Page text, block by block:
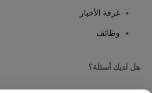
غرفة الأخبار
وظائف
هل لديك أسئلة؟